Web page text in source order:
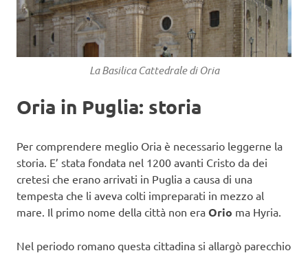
La Basilica Cattedrale di Oria
Oria in Puglia: storia
Per comprendere meglio Oria è necessario leggerne la
storia. E’ stata fondata nel 1200 avanti Cristo da dei
cretesi che erano arrivati in Puglia a causa di una
tempesta che li aveva colti impreparati in mezzo al
mare. Il primo nome della città non era Orio ma Hyria.
Nel periodo romano questa cittadina si allargò parecchio